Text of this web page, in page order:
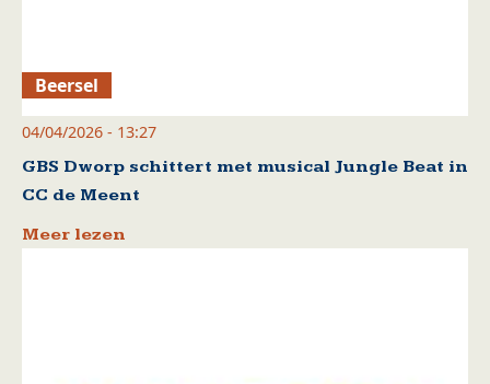
Beersel
04/04/2026 - 13:27
GBS Dworp schittert met musical Jungle Beat in
CC de Meent
Meer lezen